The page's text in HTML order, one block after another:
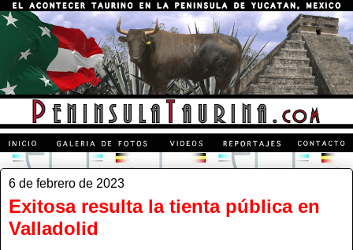
6 de febrero de 2023
Exitosa resulta la tienta pública en
Valladolid